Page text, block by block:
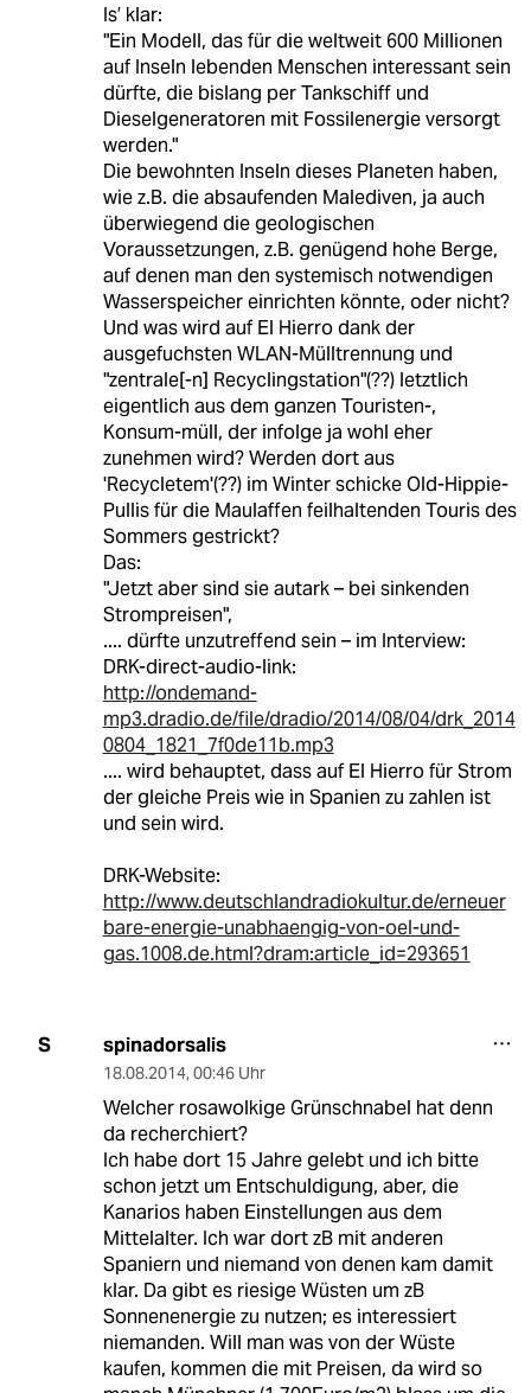
Is’ klar:
"Ein Modell, das für die weltweit 600 Millionen
auf Inseln lebenden Menschen interessant sein
dürfte, die bislang per Tankschiff und
Dieselgeneratoren mit Fossilenergie versorgt
werden."
Die bewohnten Inseln dieses Planeten haben,
wie z.B. die absaufenden Malediven, ja auch
überwiegend die geologischen
Voraussetzungen, z.B. genügend hohe Berge,
auf denen man den systemisch notwendigen
Wasserspeicher einrichten könnte, oder nicht?
Und was wird auf El Hierro dank der
ausgefuchsten WLAN-Mülltrennung und
"zentrale[-n] Recyclingstation"(??) letztlich
eigentlich aus dem ganzen Touristen-,
Konsum-müll, der infolge ja wohl eher
zunehmen wird? Werden dort aus
'Recycletem'(??) im Winter schicke Old-Hippie-
Pullis für die Maulaffen feilhaltenden Touris des
Sommers gestrickt?
Das:
"Jetzt aber sind sie autark – bei sinkenden
Strompreisen",
.... dürfte unzutreffend sein – im Interview:
DRK-direct-audio-link:
http://ondemand-
mp3.dradio.de/file/dradio/2014/08/04/drk_2014
0804_1821_7f0de11b.mp3
.... wird behauptet, dass auf El Hierro für Strom
der gleiche Preis wie in Spanien zu zahlen ist
und sein wird.
DRK-Website:
http://www.deutschlandradiokultur.de/erneuer
bare-energie-unabhaengig-von-oel-und-
gas.1008.de.html?dram:article_id=293651
S spinadorsalis
18.08.2014, 00:46 Uhr
Welcher rosawolkige Grünschnabel hat denn
da recherchiert?
Ich habe dort 15 Jahre gelebt und ich bitte
schon jetzt um Entschuldigung, aber, die
Kanarios haben Einstellungen aus dem
Mittelalter. Ich war dort zB mit anderen
Spaniern und niemand von denen kam damit
klar. Da gibt es riesige Wüsten um zB
Sonnenenergie zu nutzen; es interessiert
niemanden. Will man was von der Wüste
kaufen, kommen die mit Preisen, da wird so